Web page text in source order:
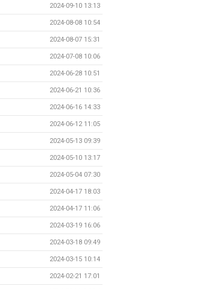
2024-09-10 13:13
2024-08-08 10:54
2024-08-07 15:31
2024-07-08 10:06
2024-06-28 10:51
2024-06-21 10:36
2024-06-16 14:33
2024-06-12 11:05
2024-05-13 09:39
2024-05-10 13:17
2024-05-04 07:30
2024-04-17 18:03
2024-04-17 11:06
2024-03-19 16:06
2024-03-18 09:49
2024-03-15 10:14
2024-02-21 17:01